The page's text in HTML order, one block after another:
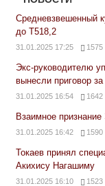
Средневзвешенный
до Т518,2
31.01.2025 17:25 1575
Экс-руководителю
вынесли приговор
31.01.2025 16:54 1642
Взаимное
31.01.2025 16:42 1590
Токаев принял
Акихису Нагашиму
31.01.2025 16:10 1523